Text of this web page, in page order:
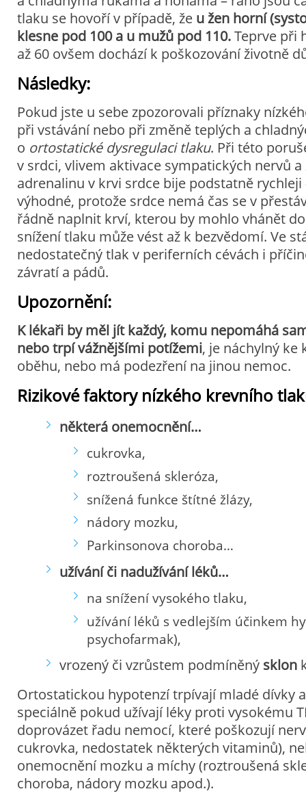
tlaku se hovoří v případě, že u žen horní
klesne pod 100 a u mužů pod 110.Teprve při
až 60 ovšem dochází k poškozování životně
Následky:
Pokud jste u sebe zpozorovali příznaky
při vstávání nebo při změně teplých a
o ortostatické dysregulaci tlaku. Při této
v srdci, vlivem aktivace sympatických nervů
adrenalinu v krvi srdce bije podstatně rychleji
výhodné, protože srdce nemá čas se v
řádně naplnit krví, kterou by mohlo vhánět
snížení tlaku může vést až k bezvědomí. Ve
nedostatečný tlak v periferních cévách i
závratí a pádů.
Upozornění:
K lékaři by měl jít každý, komu nepomáhá
nebo trpí vážnějšími potížemi, je náchylný ke
oběhu, nebo má podezření na jinou nemoc.
Rizikové faktory nízkého krevního
některá onemocnění…
cukrovka,
roztroušená skleróza,
snížená funkce štítné žlázy,
nádory mozku,
Parkinsonova choroba…
užívání či nadužívání léků…
na snížení vysokého tlaku,
užívání léků s vedlejším účinkem
psychofarmak),
vrozený či vzrůstem podmíněný sklon
Ortostatickou hypotenzí trpívají mladé dívky
speciálně pokud užívají léky proti vysokému
doprovázet řadu nemocí, které poškozují
cukrovka, nedostatek některých vitaminů),
onemocnění mozku a míchy (roztroušená
choroba, nádory mozku apod.).